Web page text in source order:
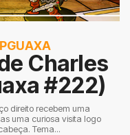
Charles
#222)
direito recebem uma
uma curiosa visita logo
Tema...